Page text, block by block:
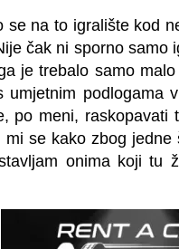
se na to igralište kod
čak ni sporno samo
je trebalo samo
umjetnim podlogama
po meni,
se kako zbog
onima koji